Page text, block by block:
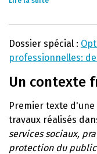
Dossier spécial :
professionnelles:
Un contexte
Premier texte
travaux réalisés
services sociaux,
protection du public